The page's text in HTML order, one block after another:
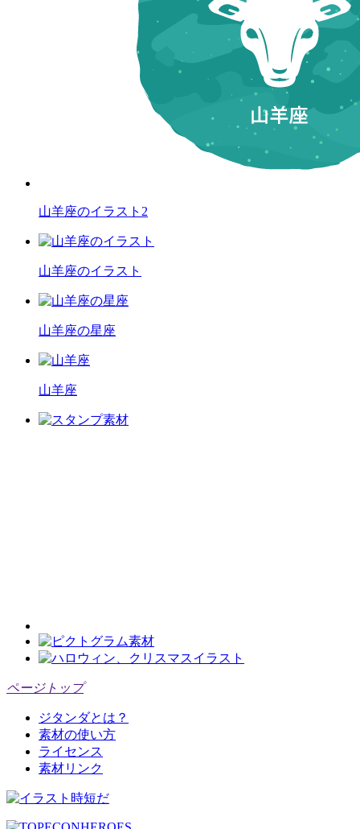
山羊座のイラスト2
山羊座のイラスト
山羊座の星座
山羊座
ページトップ
ジタンダとは？
素材の使い方
ライセンス
素材リンク